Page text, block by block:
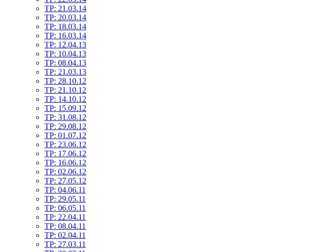
TP: 21.03.14
TP: 20.03.14
TP: 18.03.14
TP: 16.03.14
TP: 12.04.13
TP: 10.04.13
TP: 08.04.13
TP: 21.03.13
TP: 28.10.12
TP: 21.10.12
TP: 14.10.12
TP: 15.09.12
TP: 31.08.12
TP: 29.08.12
TP: 01.07.12
TP: 23.06.12
TP: 17.06.12
TP: 16.06.12
TP: 02.06.12
TP: 27.05.12
TP: 04.06.11
TP: 29.05.11
TP: 06.05.11
TP: 22.04.11
TP: 08.04.11
TP: 02.04.11
TP: 27.03.11